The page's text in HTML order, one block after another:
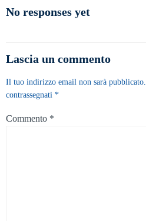
articoli
No responses yet
Lascia un commento
Il tuo indirizzo email non sarà pubblicato.
contrassegnati *
Commento *